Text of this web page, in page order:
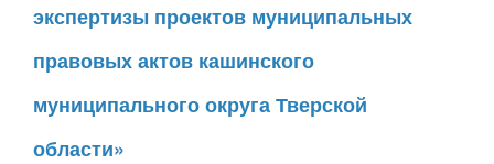
экспертизы проектов муниципальных
правовых актов кашинского
муниципального округа Тверской
области»